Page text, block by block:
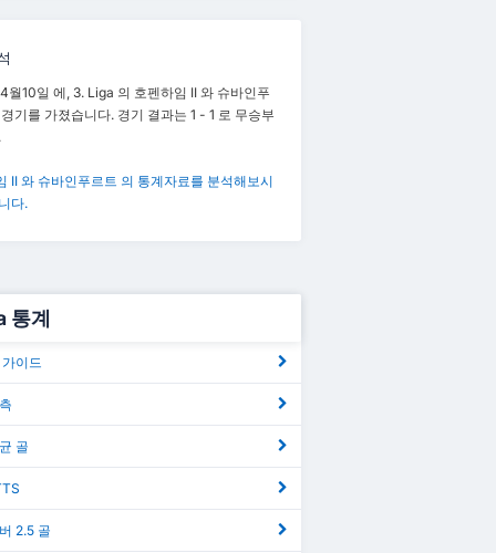
월10일 에, 3. Liga 의 호펜하임 II 와 슈바인푸
기를 가졌습니다. 경기 결과는 1 - 1 로 무승부
II 와 슈바인푸르트 의 통계자료를 분석해보시
다.
통계
이드
골
2.5 골